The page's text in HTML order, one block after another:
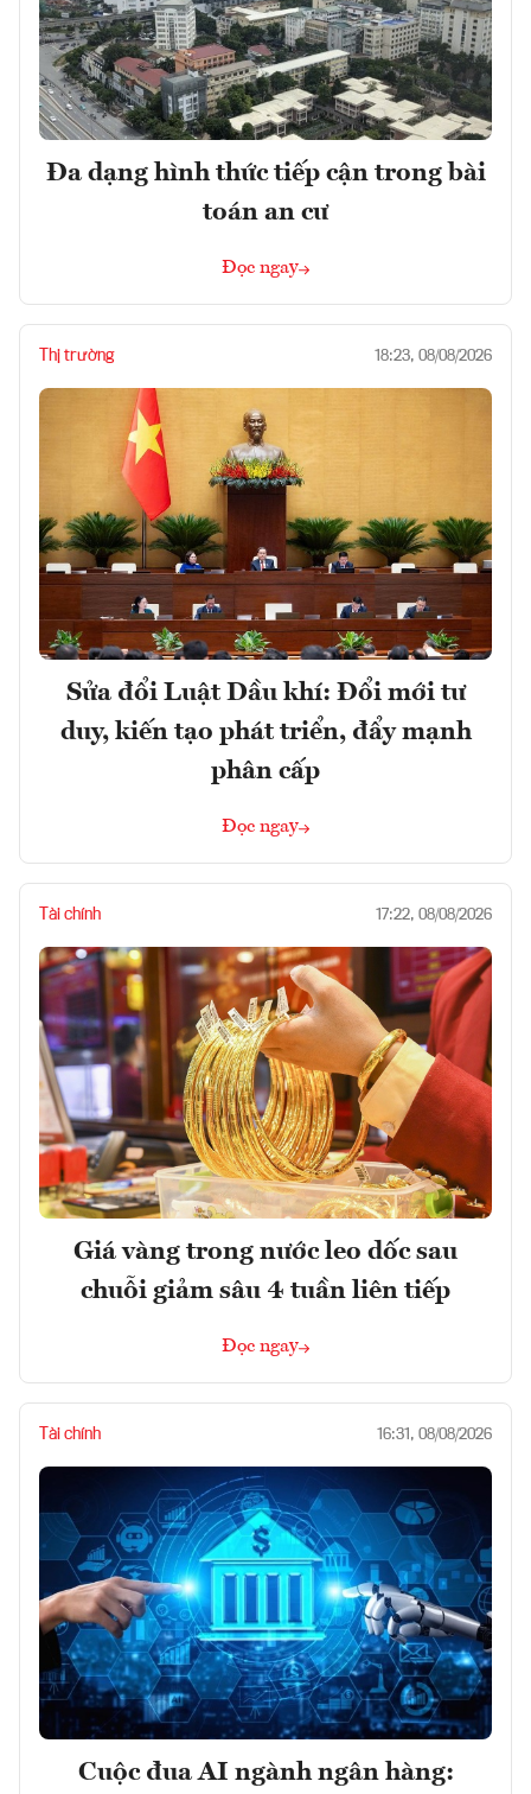
Đa dạng hình thức tiếp cận trong bài
toán an cư
Đọc ngay
Thị trường 18:23, 08/08/2026
Sửa đổi Luật Dầu khí: Đổi mới tư
duy, kiến tạo phát triển, đẩy mạnh
phân cấp
Đọc ngay
Tài chính 17:22, 08/08/2026
Giá vàng trong nước leo dốc sau
chuỗi giảm sâu 4 tuần liên tiếp
Đọc ngay
Tài chính 16:31, 08/08/2026
Cuộc đua AI ngành ngân hàng: